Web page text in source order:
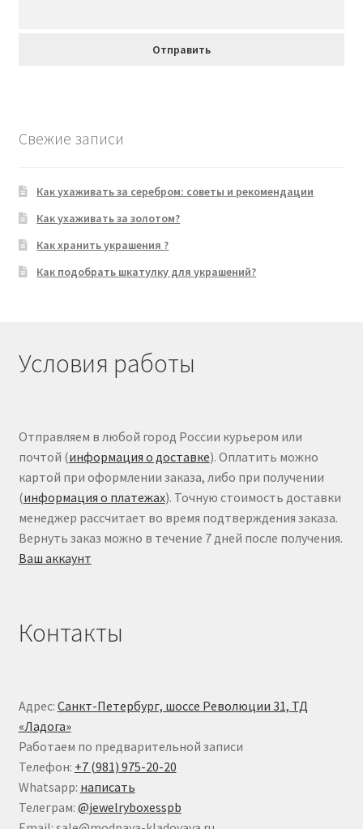
Свежие записи
Как ухаживать за серебром: советы и рекомендации
Как ухаживать за золотом?
Как хранить украшения ?
Как подобрать шкатулку для украшений?
Условия работы
Отправляем в любой город России курьером или
почтой (информация о доставке). Оплатить можно
картой при оформлении заказа, либо при получении
(информация о платежах). Точную стоимость доставки
менеджер рассчитает во время подтверждения заказа.
Вернуть заказ можно в течение 7 дней после получения.
Ваш аккаунт
Контакты
Адрес: Санкт-Петербург, шоссе Революции 31, ТД
«Ладога»
Работаем по предварительной записи
Телефон: +7 (981) 975-20-20
Whatsapp: написать
Телеграм: @jewelryboxesspb